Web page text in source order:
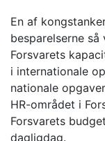
En af
besparelserne
Forsvarets
i internationale
nationale
HR-området i
Forsvarets
dagligdag.